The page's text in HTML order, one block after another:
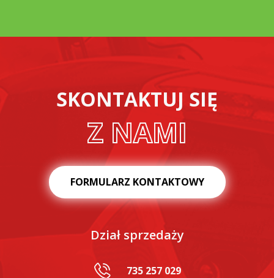
SKONTAKTUJ SIĘ
Z NAMI
FORMULARZ KONTAKTOWY
Dział sprzedaży
735 257 029